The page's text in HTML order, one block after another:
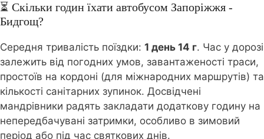
⏳ Скільки годин їхати автобусом Запоріжжя -
Бидгощ?
Середня тривалість поїздки: 1 день 14 г. Час у дорозі
залежить від погодних умов, завантаженості траси,
простоїв на кордоні (для міжнародних маршрутів) та
кількості санітарних зупинок. Досвідчені
мандрівники радять закладати додаткову годину на
непередбачувані затримки, особливо в зимовий
період або під час святкових днів.